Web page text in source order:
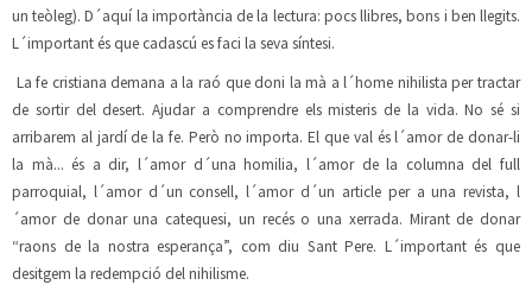
un teòleg). D´aquí la importància de la lectura: pocs llibres, bons i ben llegits.
L´important és que cadascú es faci la seva síntesi.
La fe cristiana demana a la raó que doni la mà a l´home nihilista per tractar
de sortir del desert. Ajudar a comprendre els misteris de la vida.No sé si
arribarem al jardí de la fe. Però no importa. El que val és l´amor de donar-li
la mà... és a dir, l´amor d´una homilia, l´amor de la columna del full
parroquial, l´amor d´un consell, l´amor d´un article per a una revista, l
´amor de donar una catequesi, un recés o una xerrada. Mirant de donar
“raons de la nostra esperança”, com diu Sant Pere. L´important és que
desitgem la redempció del nihilisme.